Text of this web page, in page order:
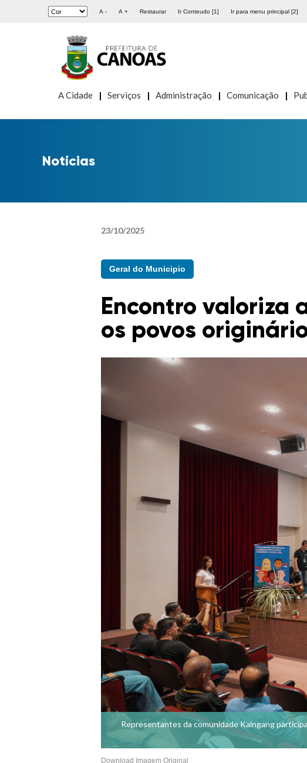
A - A + Restaurar Ir Conteudo [1] Ir para menu principal [2]
A Cidade Serviços Administração Comunicação
Notícias
23/10/2025
Geral do Municipio
Encontro valoriza
os povos
Representantes da comunidade Kaingang
Download Imagem Original